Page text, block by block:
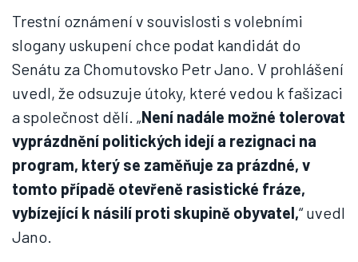
Trestní oznámení v souvislosti s volebními
slogany uskupení chce podat kandidát do
Senátu za Chomutovsko Petr Jano. V prohlášení
uvedl, že odsuzuje útoky, které vedou k fašizaci
a společnost dělí. „Není nadále možné tolerovat
vyprázdnění politických idejí a rezignaci na
program, který se zaměňuje za prázdné, v
tomto případě otevřeně rasistické fráze,
vybízející k násilí proti skupině obyvatel,“ uvedl
Jano.